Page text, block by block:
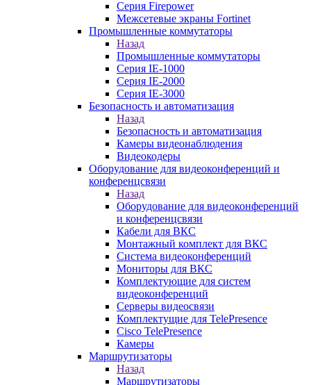
Серия Firepower
Межсетевые экраны Fortinet
Промышленные коммутаторы
Назад
Промышленные коммутаторы
Серия IE-1000
Серия IE-2000
Серия IE-3000
Безопасность и автоматизация
Назад
Безопасность и автоматизация
Камеры видеонаблюдения
Видеокодеры
Оборудование для видеоконференций и
конференцсвязи
Назад
Оборудование для видеоконференций
и конференцсвязи
Кабели для ВКС
Монтажный комплект для ВКС
Система видеоконференций
Мониторы для ВКС
Комплектующие для систем
видеоконференций
Серверы видеосвязи
Комплектущие для TelePresence
Cisco TelePresence
Камеры
Маршрутизаторы
Назад
Маршрутизаторы